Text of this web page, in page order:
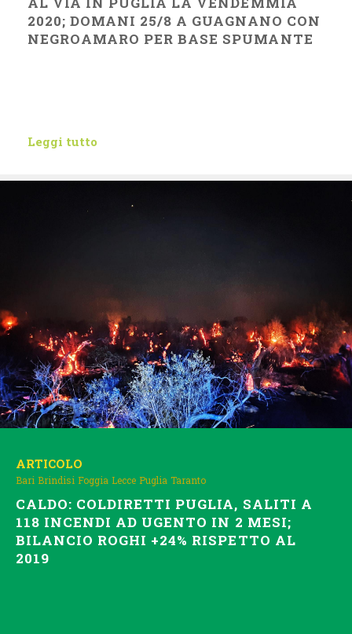
2020; DOMANI 25/8 A GUAGNANO CON
NEGROAMARO PER BASE SPUMANTE
Leggi tutto
ARTICOLO
Bari Brindisi Foggia Lecce Puglia Taranto
CALDO: COLDIRETTI PUGLIA, SALITI A
118 INCENDI AD UGENTO IN 2 MESI;
BILANCIO ROGHI +24% RISPETTO AL
2019